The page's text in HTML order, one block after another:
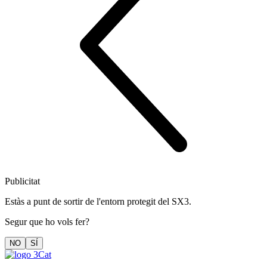
Publicitat
Estàs a punt de sortir de l'entorn protegit del SX3.
Segur que ho vols fer?
NO SÍ